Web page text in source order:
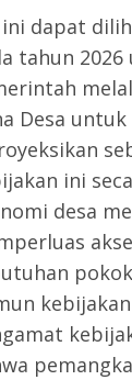
ini dapat
tahun
Desa
ini
desa